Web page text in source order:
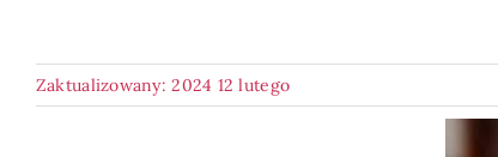
Zaktualizowany: 2024 12 lutego